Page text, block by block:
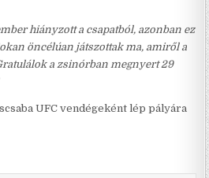
hiányzott a csapatból, azonban ez
öncélúan játszottak ma, amiről a
a zsinórban megnyert 29
UFC vendégeként lép pályára